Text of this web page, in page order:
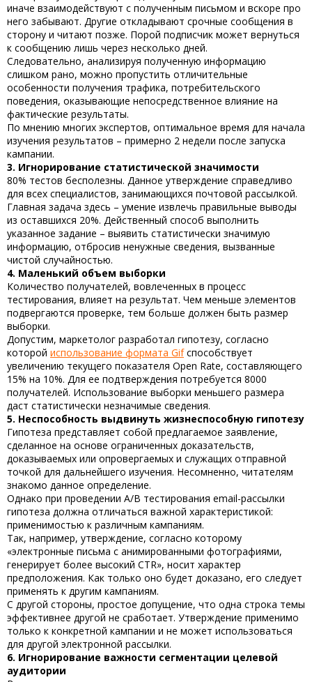
иначе взаимодействуют с полученным письмом и вскоре про
него забывают. Другие откладывают срочные сообщения в
сторону и читают позже. Порой подписчик может вернуться
к сообщению лишь через несколько дней.
Следовательно, анализируя полученную информацию
слишком рано, можно пропустить отличительные
особенности получения трафика, потребительского
поведения, оказывающие непосредственное влияние на
фактические результаты.
По мнению многих экспертов, оптимальное время для начала
изучения результатов – примерно 2 недели после запуска
кампании.
3. Игнорирование статистической значимости
80% тестов бесполезны. Данное утверждение справедливо
для всех специалистов, занимающихся почтовой рассылкой.
Главная задача здесь – умение извлечь правильные выводы
из оставшихся 20%. Действенный способ выполнить
указанное задание – выявить статистически значимую
информацию, отбросив ненужные сведения, вызванные
чистой случайностью.
4. Маленький объем выборки
Количество получателей, вовлеченных в процесс
тестирования, влияет на результат. Чем меньше элементов
подвергаются проверке, тем больше должен быть размер
выборки.
Допустим, маркетолог разработал гипотезу, согласно
которой использование формата Gifспособствует
увеличению текущего показателя Open Rate, составляющего
15% на 10%. Для ее подтверждения потребуется 8000
получателей. Использование выборки меньшего размера
даст статистически незначимые сведения.
5. Неспособность выдвинуть жизнеспособную гипотезу
Гипотеза представляет собой предлагаемое заявление,
сделанное на основе ограниченных доказательств,
доказываемых или опровергаемых и служащих отправной
точкой для дальнейшего изучения. Несомненно, читателям
знакомо данное определение.
Однако при проведении А/B тестирования email-­рассылки
гипотеза должна отличаться важной характеристикой:
применимостью к различным кампаниям.
Так, например, утверждение, согласно которому
«электронные письма с анимированными фотографиями,
генерирует более высокий CTR», носит характер
предположения. Как только оно будет доказано, его следует
применять к другим кампаниям.
С другой стороны, простое допущение, что одна строка темы
эффективнее другой не сработает. Утверждение применимо
только к конкретной кампании и не может использоваться
для другой электронной рассылки.
6. Игнорирование важности сегментации целевой
аудитории